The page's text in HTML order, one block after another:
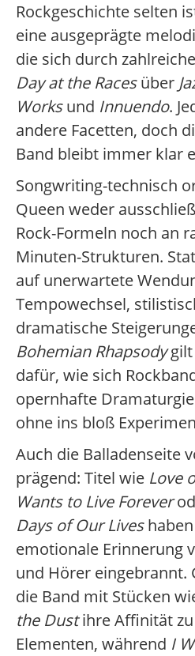
Rockgeschichte selten
eine ausgeprägte
die sich durch
Day at the Racesüber
Worksund Innuendo.
andere Facetten, doch
Band bleibt immer klar
Songwriting-technisch
Queen weder
Rock-Formeln noch an
Minuten-Strukturen.
auf unerwartete
Tempowechsel,
dramatische
Bohemian Rhapsodygilt
dafür, wie sich
opernhafte
ohne ins bloß
Auch die Balladenseite
prägend: Titel wie Love
Wants to Live Forever
Days of Our Lives
emotionale Erinnerung
und Hörer eingebrannt.
die Band mit Stücken
the Dustihre Affinität zu
Elementen, während I